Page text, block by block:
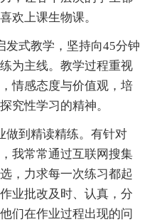
欢上课生物课。
发式教学，坚持向45分钟
为主线。教学过程重视
情感态度与价值观，培
究性学习的精神。
做到精读精练。有针对
我常常通过互联网搜集
，力求每一次练习都起
业批改及时、认真，分
们在作业过程出现的问